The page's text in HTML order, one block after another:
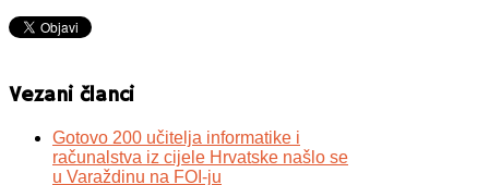
Vezani članci
Gotovo 200 učitelja informatike i
računalstva iz cijele Hrvatske našlo se
u Varaždinu na FOI-ju